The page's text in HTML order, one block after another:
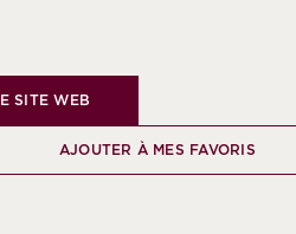
SITE WEB
AJOUTER À MES FAVORIS